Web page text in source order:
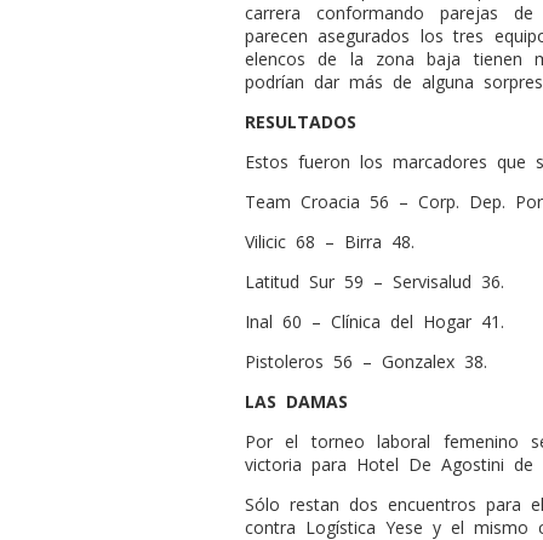
carrera conformando parejas
parecen asegurados los tres
elencos de la zona baja tienen
podrían dar más de alguna
RESULTADOS
Estos fueron los marcadores que
Team Croacia 56 – Corp. Dep.
Vilicic 68 – Birra 48.
Latitud Sur 59 – Servisalud 36.
Inal 60 – Clínica del Hogar 41.
Pistoleros 56 – Gonzalex 38.
LAS DAMAS
Por el torneo laboral femenino
victoria para Hotel De Agostini de
Sólo restan dos encuentros para
contra Logística Yese y el mismo